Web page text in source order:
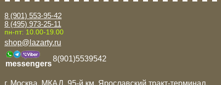
8 (901) 553-95-42
8 (495) 973-25-11
пн-пт: 10.00-19.00
shop@lazarty.ru
messengers
8(901)5539542